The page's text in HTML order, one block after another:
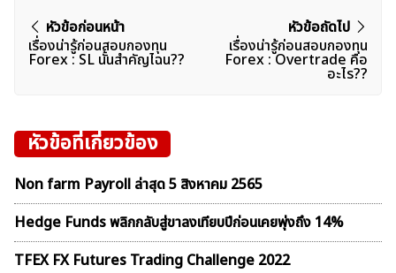
แนะแนว
เรื่อง
หัวข้อก่อนหน้า
เรื่องน่ารู้ก่อนสอบกองทุน
Forex : SL นั้นสำคัญไฉน??
หัวข้อถัดไป
เรื่องน่ารู้ก่อนสอบกองทุน
Forex : Overtrade คือ
อะไร??
หัวข้อที่เกี่ยวข้อง
Non farm Payroll ล่าสุด 5 สิงหาคม 2565
Hedge Funds พลิกกลับสู่ขาลงเทียบปีก่อนเคยพุ่งถึง 14%
TFEX FX Futures Trading Challenge 2022